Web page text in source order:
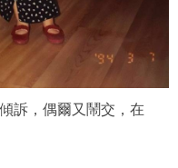
訴，偶爾又鬧交，在